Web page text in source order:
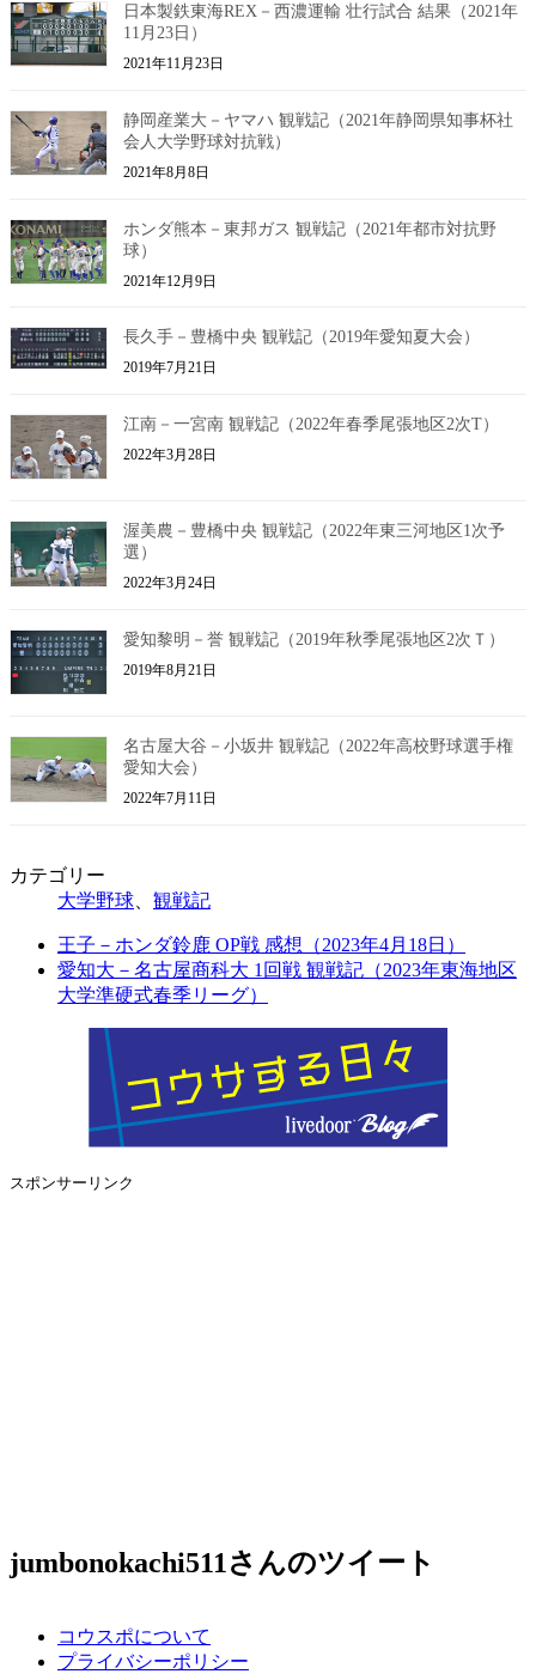
日本製鉄東海REX－西濃運輸 壮行試合 結果（2021年
11月23日）
2021年11月23日
静岡産業大－ヤマハ 観戦記（2021年静岡県知事杯社
会人大学野球対抗戦）
2021年8月8日
ホンダ熊本－東邦ガス 観戦記（2021年都市対抗野
球）
2021年12月9日
長久手－豊橋中央 観戦記（2019年愛知夏大会）
2019年7月21日
江南－一宮南 観戦記（2022年春季尾張地区2次T）
2022年3月28日
渥美農－豊橋中央 観戦記（2022年東三河地区1次予
選）
2022年3月24日
愛知黎明－誉 観戦記（2019年秋季尾張地区2次Ｔ）
2019年8月21日
名古屋大谷－小坂井 観戦記（2022年高校野球選手権
愛知大会）
2022年7月11日
カテゴリー
大学野球
観戦記
王子－ホンダ鈴鹿 OP戦 感想（2023年4月18日）
愛知大－名古屋商科大 1回戦 観戦記（2023年東海地区
大学準硬式春季リーグ）
スポンサーリンク
jumbonokachi511さんのツイート
コウスポについて
プライバシーポリシー